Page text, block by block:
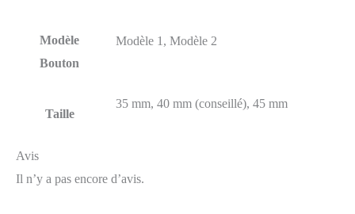
Modèle
Bouton
Modèle 1, Modèle 2
Taille
35 mm, 40 mm (conseillé), 45 mm
Avis
Il n’y a pas encore d’avis.